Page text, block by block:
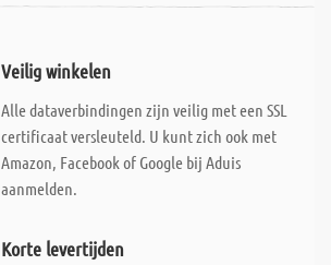
Veilig winkelen
Alle dataverbindingen zijn veilig met een SSL
certificaat versleuteld. U kunt zich ook met
Amazon, Facebook of Google bij Aduis
aanmelden.
Korte levertijden